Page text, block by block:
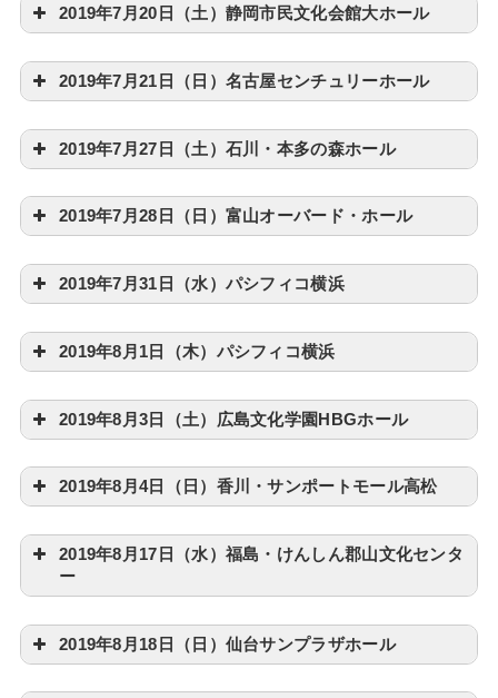
2019年7月20日（土）静岡市民文化会館大ホール
2019年7月21日（日）名古屋センチュリーホール
2019年7月27日（土）石川・本多の森ホール
2019年7月28日（日）富山オーバード・ホール
2019年7月31日（水）パシフィコ横浜
2019年8月1日（木）パシフィコ横浜
2019年8月3日（土）広島文化学園HBGホール
2019年8月4日（日）香川・サンポートモール高松
2019年8月17日（水）福島・けんしん郡山文化センタ
ー
2019年8月18日（日）仙台サンプラザホール